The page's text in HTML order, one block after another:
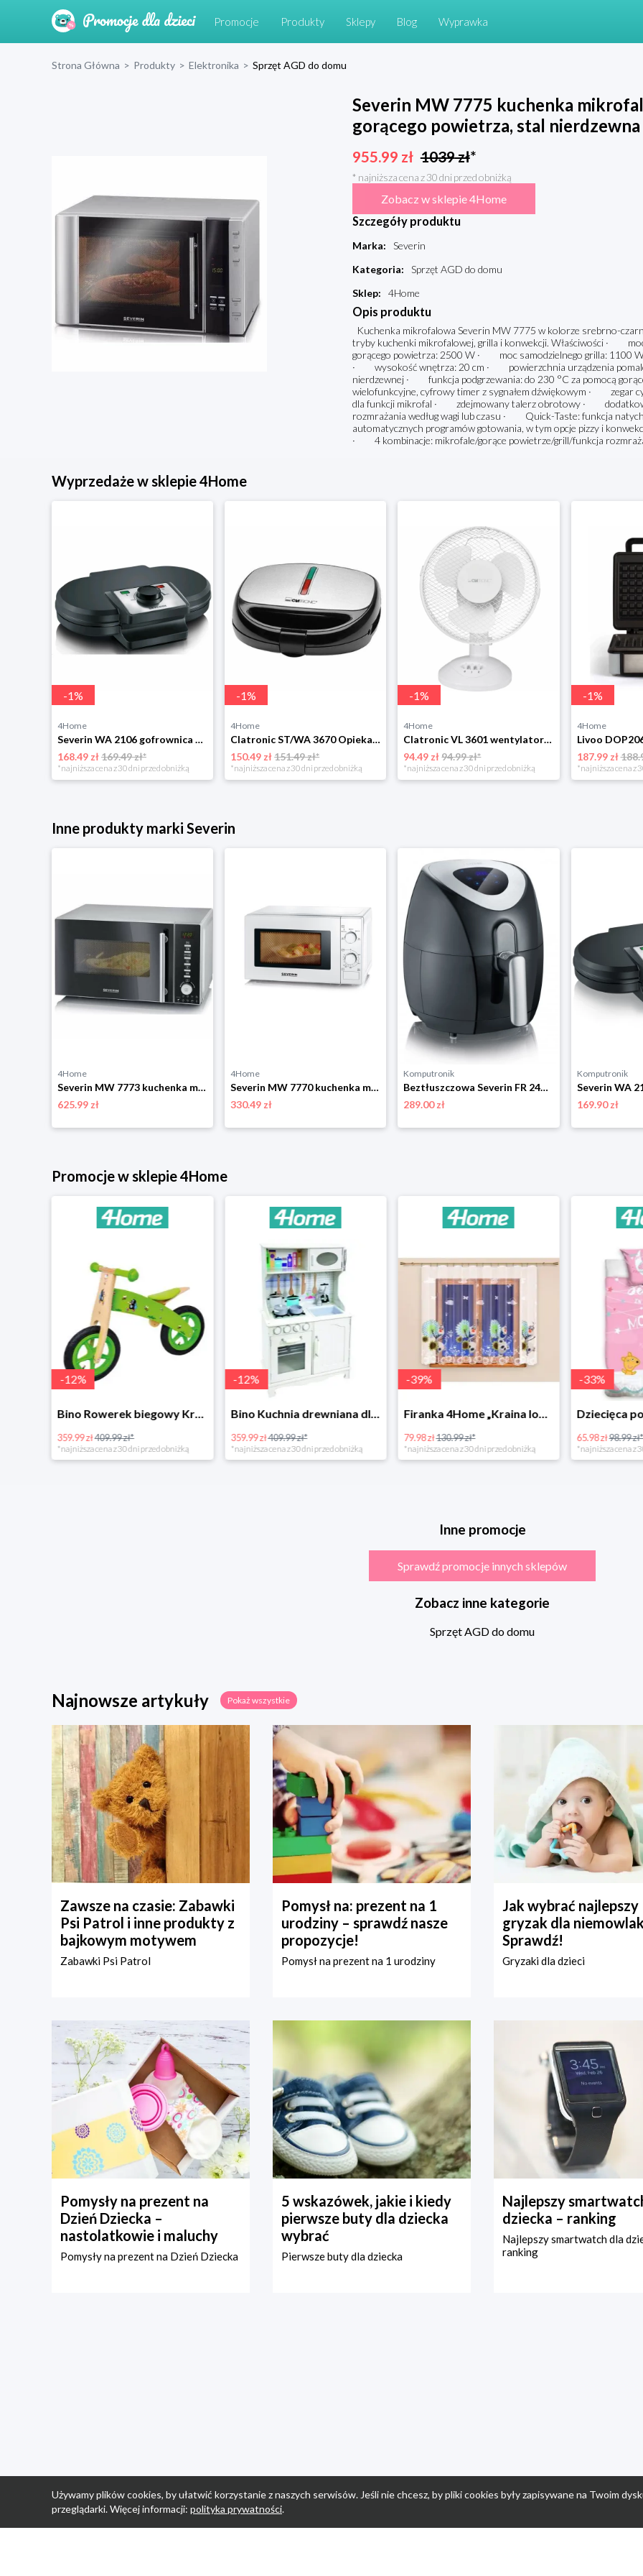
Promocje Produkty Sklepy Blog Wyprawka
Strona Główna > Produkty > Elektronika > Sprzęt AGD do domu
Severin MW 7775 kuchenka
gorącego powietrza, stal nierdzewna
955.99 zł 1039zł*
* najniższa cena z 30 dni przed obniżką
Zobacz w sklepie 4Home
Szczegóły produktu
Marka:
Severin
Kategoria:
Sprzęt AGD do domu
Sklep: 4Home
Opis produktu
Kuchenka mikrofalowa Severin MW 7775 w kolorze srebrno-
tryby kuchenki mikrofalowej, grilla i konwekcji. Właściwości ·
gorącego powietrza: 2500 W · moc samodzielnego grilla: 1100
· wysokość wnętrza: 20 cm · powierzchnia urządzenia
nierdzewnej · funkcja podgrzewania: do 230 °C za pomocą
wielofunkcyjne, cyfrowy timer z sygnałem dźwiękowym ·
dla funkcji mikrofal · zdejmowany talerz obrotowy ·
rozmrażania według wagi lub czasu · Quick-Taste: funkcja
automatycznych programów gotowania, w tym opcje pizzy i
· 4 kombinacje: mikrofale/gorące powietrze/grill/funkcja
Wyprzedaże w sklepie 4Home
-1%
4Home
Severin WA 2106 gofrownica duo, czarny
168.49 zł169.49 zł*
*najniższa cena z 30 dni przed obniżką
-1%
4Home
Clatronic ST/WA 3670 Opiekacz do kanapek
150.49 zł151.49 zł*
*najniższa cena z 30 dni przed obniżką
-1%
4Home
Clatronic VL 3601 wentylator stołowy 23 cm, biały
94.49 zł94.99 zł*
*najniższa cena z 30 dni przed obniżką
-1%
4Home
Livoo
187.99 zł
*najniższa cena z
Inne produkty marki Severin
4Home
Severin MW 7773 kuchenka mikrofalowa z grillem i funkcją gorącego powietrza, srebrny
625.99 zł
4Home
Severin MW 7770 kuchenka mikrofallowa
330.49 zł
Komputronik
Beztłuszczowa Severin FR 2430 czarny
289.00 zł
Komputronik
Severin WA
169.90 zł
Promocje w sklepie 4Home
-12%
Bino Rowerek biegowy Krecik
359.99 zł409.99 zł*
*najniższa cena z 30 dni przed obniżką
-12%
Bino Kuchnia drewniana dla dzieci Provence
359.99 zł409.99 zł*
*najniższa cena z 30 dni przed obniżką
-39%
Firanka 4Home „Kraina lodu” (Frozen)
79.98 zł130.99 zł*
*najniższa cena z 30 dni przed obniżką
-33%
65.98 zł98.99 zł*
*najniższa cena z
Inne promocje
Sprawdź promocje innych sklepów
Zobacz inne kategorie
Sprzęt AGD do domu
Najnowsze artykuły Pokaż wszystkie
Zawsze na czasie: Zabawki
Psi Patrol i inne produkty z
bajkowym motywem
Zabawki Psi Patrol
Pomysł na: prezent na 1
urodziny – sprawdź nasze
propozycje!
Pomysł na prezent na 1 urodziny
Jak wybrać najlepszy
gryzak dla
Sprawdź!
Gryzaki dla dzieci
Pomysły na prezent na
Dzień Dziecka –
nastolatkowie i maluchy
Pomysły na prezent na Dzień Dziecka
5 wskazówek, jakie i kiedy
pierwsze buty dla dziecka
wybrać
Pierwsze buty dla dziecka
Najlepszy
dziecka – ranking
Najlepszy smartwatch dla
ranking
Używamy plików cookies, by ułatwić korzystanie z naszych serwisów. Jeśli nie chcesz, by pliki cookies były zapisywane na Twoim
przeglądarki. Więcej informacji: polityka prywatności.